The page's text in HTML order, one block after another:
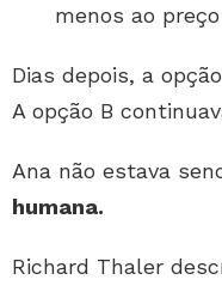
menos ao
Dias depois, a
A opção B
Ana não estava
humana.
Richard Thaler